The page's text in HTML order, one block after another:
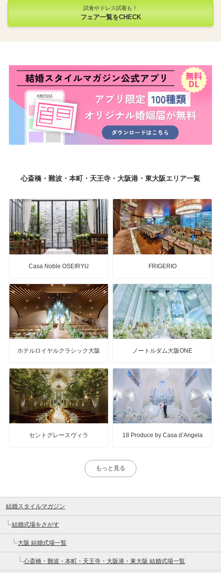
試食やドレス試着も！
フェア一覧をCHECK
心斎橋・難波・本町・天王寺・大阪港・東大阪エリア一覧
Casa Noble OSEIRYU FRIGERIO
ホテルロイヤルクラシック大阪 ノートルダム大阪ONE
セントグレースヴィラ 18 Produce by Casa d’Angela
もっと見る
結婚スタイルマガジン
結婚式場をさがす
大阪 結婚式場一覧
心斎橋・難波・本町・天王寺・大阪港・東大阪 結婚式場一覧